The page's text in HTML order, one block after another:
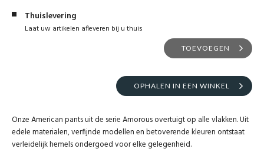
Thuislevering
Laat uw artikelen afleveren bij u thuis
TOEVOEGEN
OPHALEN IN EEN WINKEL
Onze American pants uit de serie Amorous overtuigt op alle vlakken. Uit
edele materialen, verfijnde modellen en betoverende kleuren ontstaat
verleidelijk hemels ondergoed voor elke gelegenheid.